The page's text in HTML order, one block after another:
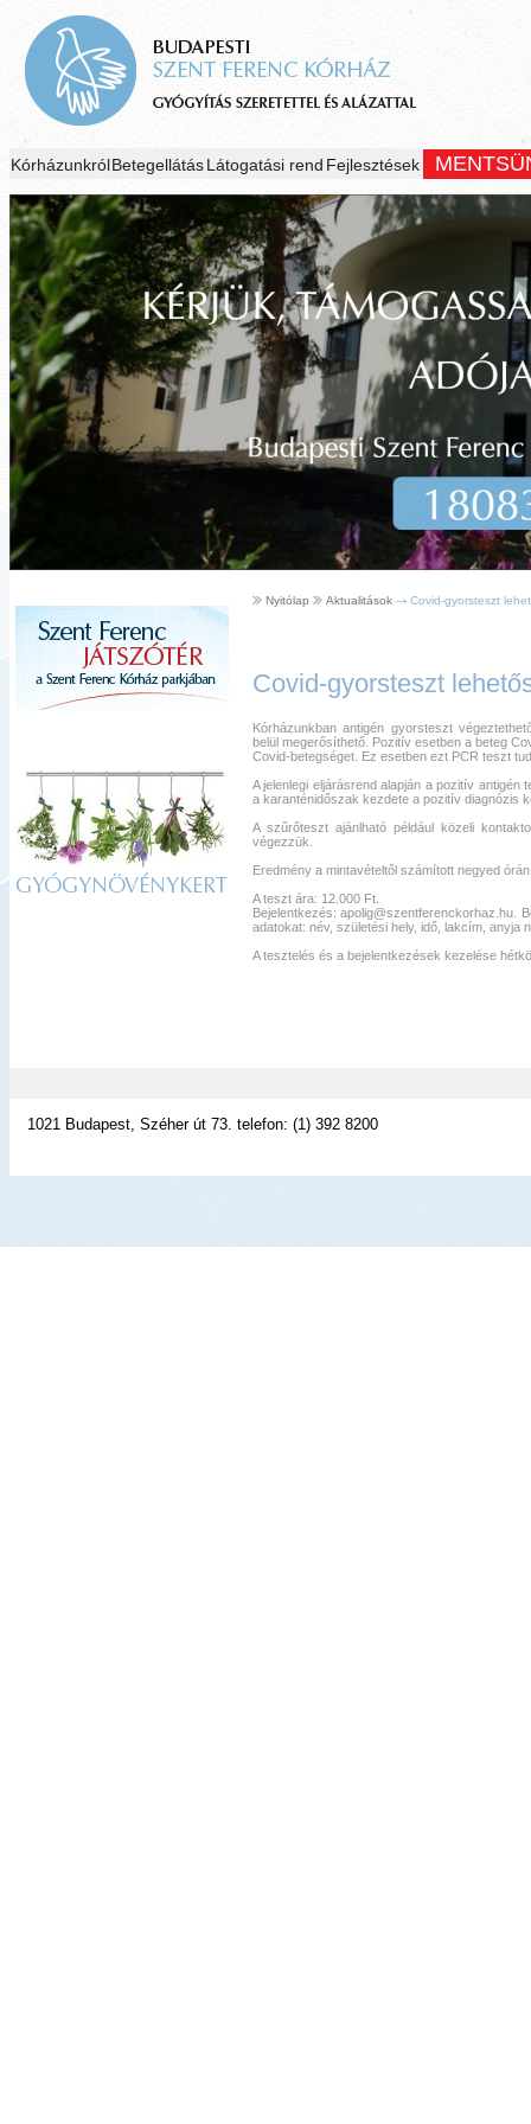
KórházunkrólBetegellátásLátogatási rend Fejlesztések
GYÓGYNÖVÉNYKERT
Nyitólap Aktualitások Covid-gyorsteszt
Covid-gyorsteszt
Kórházunkban antigén gyorsteszt
belül megerősíthető. Pozitív esetben a beteg
Covid-betegséget. Ez esetben ezt PCR teszt
A jelenlegi eljárásrend alapján a pozitív antigén
a karanténidőszak kezdete a pozitív diagnózis
A szűrőteszt ajánlható például közeli
végezzük.
Eredmény a mintavételtől számított negyed órán
A teszt ára: 12.000 Ft.
Bejelentkezés: apolig@szentferenckorhaz.hu.
adatokat: név, születési hely, idő, lakcím, anyja
A tesztelés és a bejelentkezések kezelése
1021 Budapest, Széher út 73. telefon: (1) 392 8200